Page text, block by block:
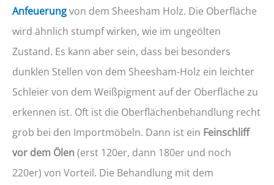
Anfeuerungvon dem Sheesham Holz. Die Oberfläche
wird ähnlich stumpf wirken, wie im ungeölten
Zustand. Es kann aber sein, dass bei besonders
dunklen Stellen von dem Sheesham-Holz ein leichter
Schleier von dem Weißpigment auf der Oberfläche zu
erkennen ist. Oft ist die Oberflächenbehandlung recht
grob bei den Importmöbeln. Dann ist ein Feinschliff
vor dem Ölen (erst 120er, dann 180er und noch
220er) von Vorteil. Die Behandlung mit dem